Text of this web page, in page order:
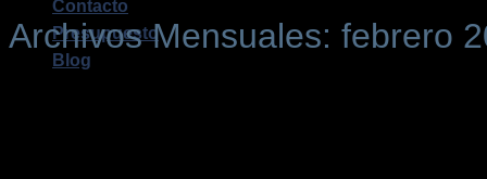
Contacto
Presupuesto
Blog
Archivos Mensuales: febrero